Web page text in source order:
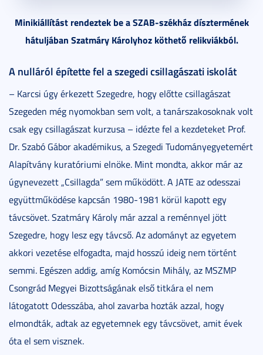
Minikiállítást rendeztek be a SZAB-székház dísztermének
hátuljában Szatmáry Károlyhoz köthető relikviákból.
A nulláról építette fel a szegedi csillagászati iskolát
– Karcsi úgy érkezett Szegedre, hogy előtte csillagászat
Szegeden még nyomokban sem volt, a tanárszakosoknak volt
csak egy csillagászat kurzusa – idézte fel a kezdeteket Prof.
Dr. Szabó Gábor akadémikus, a Szegedi Tudományegyetemért
Alapítvány kuratóriumi elnöke. Mint mondta, akkor már az
úgynevezett „Csillagda” sem működött. A JATE az odesszai
együttműködése kapcsán 1980-1981 körül kapott egy
távcsövet. Szatmáry Károly már azzal a reménnyel jött
Szegedre, hogy lesz egy távcső. Az adományt az egyetem
akkori vezetése elfogadta, majd hosszú ideig nem történt
semmi. Egészen addig, amíg Komócsin Mihály, az MSZMP
Csongrád Megyei Bizottságának első titkára el nem
látogatott Odesszába, ahol zavarba hozták azzal, hogy
elmondták, adtak az egyetemnek egy távcsövet, amit évek
óta el sem visznek.